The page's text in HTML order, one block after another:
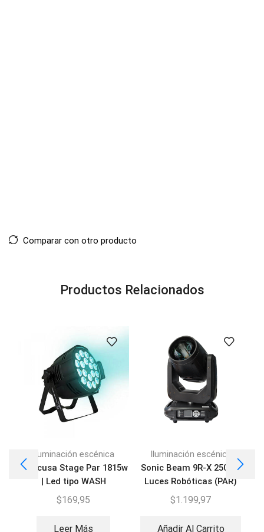
Comparar con otro producto
Productos Relacionados
Iluminación escénica
Sonicusa Stage Par 1815w
| Led tipo WASH
$169,95
Leer Más
Iluminación escénica
Sonic Beam 9R-X 250W |
Luces Robóticas (PAR)
$1.199,97
Añadir Al Carrito